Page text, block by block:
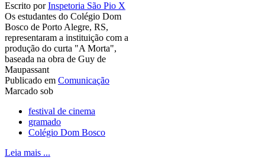
Escrito porInspetoria São Pio X
Os estudantes do Colégio Dom
Bosco de Porto Alegre, RS,
representaram a instituição com a
produção do curta "A Morta",
baseada na obra de Guy de
Maupassant
Publicado em Comunicação
Marcado sob
festival de cinema
gramado
Colégio Dom Bosco
Leia mais ...